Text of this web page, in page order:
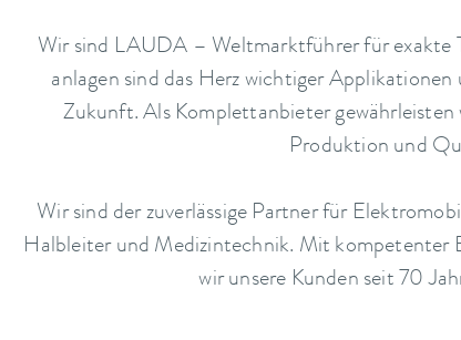
Wir sind LAUDA – Weltmarktführer für exakte
anlagen sind das Herz wichtiger
Zukunft. Als Komplettanbieter
Produktion und
Wir sind der zuverlässige Partner für
Halbleiter und Medizintechnik. Mit kompetenter
wir unsere Kunden seit 70